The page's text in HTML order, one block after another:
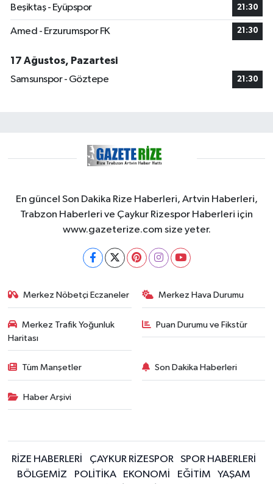
Beşiktaş - Eyüpspor 21:30
Amed - Erzurumspor FK 21:30
17 Ağustos, Pazartesi
Samsunspor - Göztepe
21:30
En güncel Son Dakika Rize Haberleri, Artvin Haberleri,
Trabzon Haberleri ve Çaykur Rizespor Haberleri için
www.gazeterize.com size yeter.
Merkez Nöbetçi Eczaneler Merkez Hava Durumu
Merkez Trafik Yoğunluk
Haritası
Puan Durumu ve Fikstür
Tüm Manşetler Son Dakika Haberleri
Haber Arşivi
RİZE HABERLERİ ÇAYKUR RİZESPOR
SPOR HABERLERİ
BÖLGEMİZ
POLİTİKA EKONOMİ EĞİTİM YAŞAM